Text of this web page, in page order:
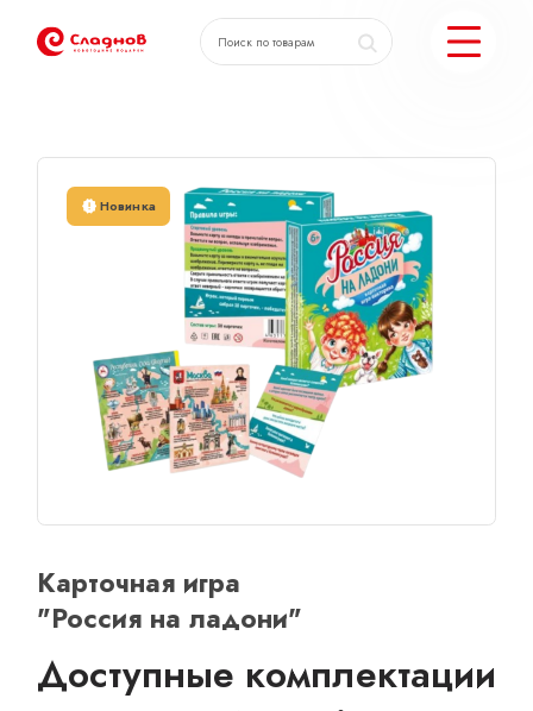
КАТАЛОГ ПОДАРКОВ
МОЖЕМ ЕЩЕ
ПОДОБРАТЬ ПОДАРКИ
ДОСТАВКА И ОПЛАТА
АКЦИИ
О КОМПАНИИ
ОТЗЫВЫ
КОНТАКТЫ
Карточная игра «Россия на
Новинка
Карточная игра
"Россия на ладони"
Доступные комплектации